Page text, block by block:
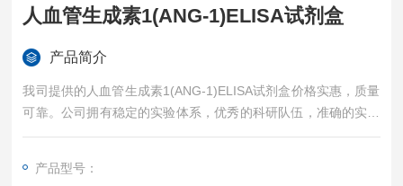
人血管生成素1(ANG-1)ELISA试剂盒
产品简介
我司提供的人血管生成素1(ANG-1)ELISA试剂盒价格实惠，质量
可靠。公司拥有稳定的实验体系，优秀的科研队伍，准确的实验
结果，是您值得信赖的合作伙伴，凡购买我司的试剂盒产品都可
产品型号：